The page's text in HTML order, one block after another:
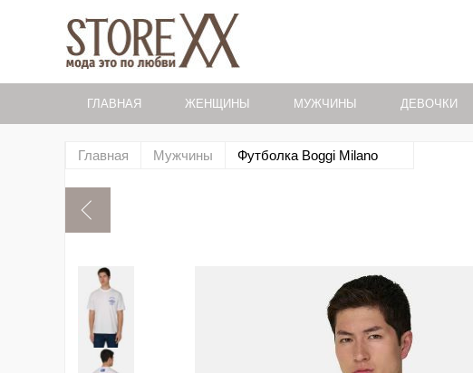
ГЛАВНАЯ ЖЕНЩИНЫ МУЖЧИНЫ ДЕВОЧКИ
Главная Мужчины Футболка Boggi Milano